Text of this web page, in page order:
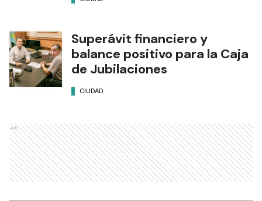
Superávit financiero y
balance positivo para la Caja
de Jubilaciones
CIUDAD
Ads